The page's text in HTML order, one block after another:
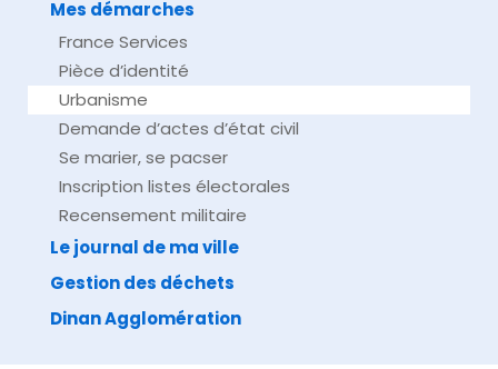
Mes démarches
France Services
Pièce d’identité
Urbanisme
Demande d’actes d’état civil
Se marier, se pacser
Inscription listes électorales
Recensement militaire
Le journal de ma ville
Gestion des déchets
Dinan Agglomération